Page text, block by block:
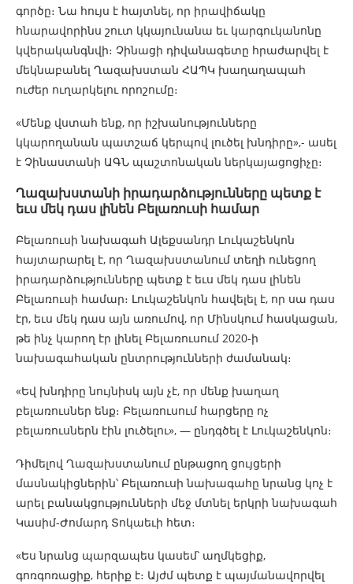
գործը։ Նա հույս է հայտնել, որ իրավիճակը
հնարավորինս շուտ կկայունանա եւ կարգուկանոնը
կվերականգնվի։ Չինացի դիվանագետը հրաժարվել է
մեկնաբանել Ղազախստան ՀԱՊԿ խաղաղապահ
ուժեր ուղարկելու որոշումը։
«Մենք վստահ ենք, որ իշխանությունները
կկարողանան պատշաճ կերպով լուծել խնդիրը»,- ասել
է Չինաստանի ԱԳՆ պաշտոնական ներկայացոցիչը։
Ղազախստանի իրադարձությունները պետք է
եւս մեկ դաս լինեն Բելառուսի համար
Բելառուսի նախագահ Ալեքսանդր Լուկաշենկոն
հայտարարել է, որ Ղազախստանում տեղի ունեցող
իրադարձությունները պետք է եւս մեկ դաս լինեն
Բելառուսի համար։ Լուկաշենկոն հավելել է, որ սա դաս
էր, եւս մեկ դաս այն առումով, որ Մինսկում հասկացան,
թե ինչ կարող էր լինել Բելառուսում 2020-ի
նախագահական ընտրությունների ժամանակ։
«Եվ խնդիրը նույնիսկ այն չէ, որ մենք խաղաղ
բելառուսներ ենք։ Բելառուսում հարցերը ոչ
բելառուսներն էին լուծելու», — ընդգծել է Լուկաշենկոն։
Դիմելով Ղազախստանում ընթացող ցույցերի
մասնակիցներին՝ Բելառուսի նախագահը նրանց կոչ է
արել բանակցությունների մեջ մտնել երկրի նախագահ
Կասիմ-Ժոմարդ Տոկաեւի հետ։
«Ես նրանց պարզապես կասեմ՝ աղմկեցիք,
գոռգոռացիք, հերիք է։ Այժմ պետք է պայմանավորվել